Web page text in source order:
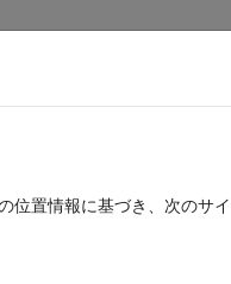
サインインしてこの
サインインし
位置情報に基づき、次のサ